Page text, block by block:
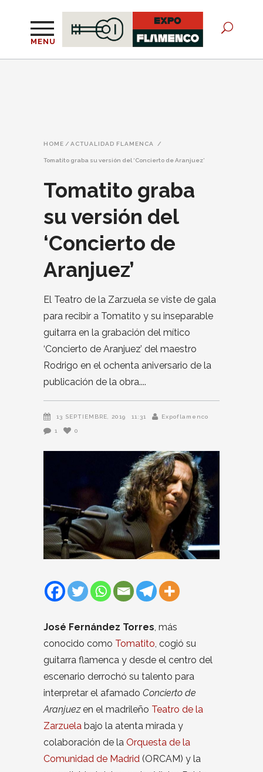
MENU
HOME / ACTUALIDAD FLAMENCA /
Tomatito graba su versión del ‘Concierto de Aranjuez’
Tomatito graba
su versión del
‘Concierto de
Aranjuez’
El Teatro de la Zarzuela se viste de gala
para recibir a Tomatito y su inseparable
guitarra en la grabación del mítico
‘Concierto de Aranjuez’ del maestro
Rodrigo en el ochenta aniversario de la
publicación de la obra.
13 SEPTIEMBRE, 2019 11:31 Expoflamenco
1 0
José Fernández Torres, más
conocido como Tomatito, cogió su
guitarra flamenca y desde el centro del
escenario derrochó su talento para
interpretar el afamado Concierto de
Aranjuezen el madrileño Teatro de la
Zarzuela bajo la atenta mirada y
colaboración de la Orquesta de la
Comunidad de Madrid (ORCAM) y la